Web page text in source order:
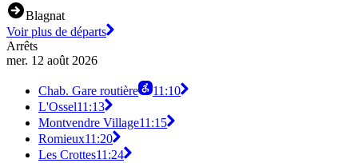
Blagnat
Voir plus de départs
Arrêts
mer. 12 août 2026
Chab. Gare routière
11:10
L'Ossel11:13
Montvendre Village11:15
Romieux11:20
Les Crottes11:24